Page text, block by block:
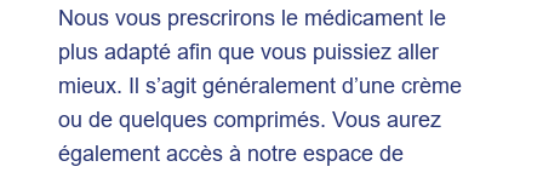
Nous vous prescrirons le médicament le
plus adapté afin que vous puissiez aller
mieux. Il s’agit généralement d’une crème
ou de quelques comprimés. Vous aurez
également accès à notre espace de